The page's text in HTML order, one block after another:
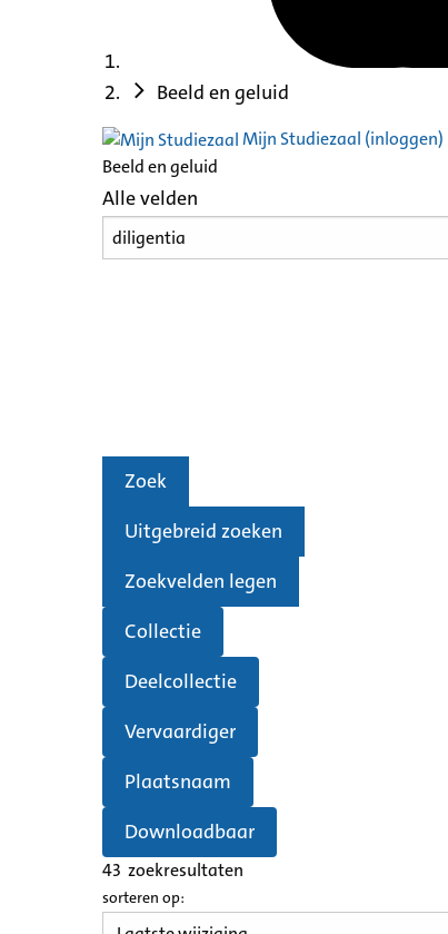
Beeld en geluid
Mijn Studiezaal (inloggen)
Beeld en geluid
Alle velden
Zoek
Uitgebreid zoeken
Zoekvelden legen
Collectie
Deelcollectie
Vervaardiger
Plaatsnaam
Downloadbaar
43 zoekresultaten
sorteren op: